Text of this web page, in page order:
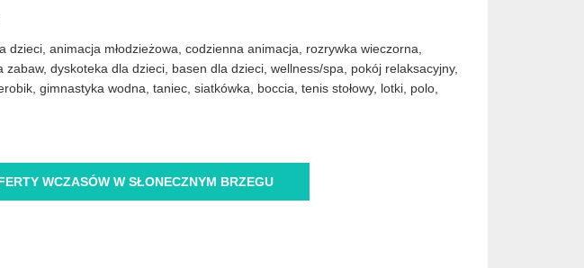
dzieci, animacja młodzieżowa, codzienna animacja, rozrywka wieczorna,
dyskoteka dla dzieci, basen dla dzieci, wellness/spa, pokój relaksacyjny,
gimnastyka wodna, taniec, siatkówka, boccia, tenis stołowy, lotki, polo,
WCZASÓW W SŁONECZNYM BRZEGU